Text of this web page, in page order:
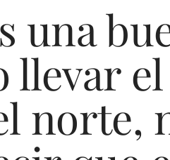
una
llevar
norte,